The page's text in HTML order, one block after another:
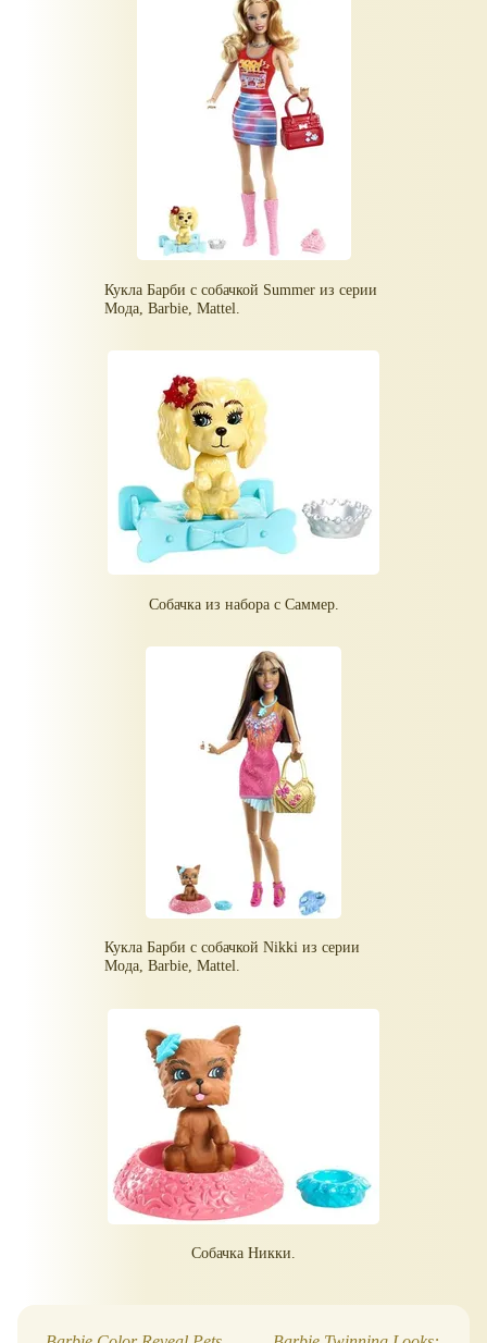
Кукла Барби с собачкой Summer из серии
Мода, Barbie, Mattel.
Собачка из набора с Саммер.
Кукла Барби с собачкой Nikki из серии
Мода, Barbie, Mattel.
Собачка Никки.